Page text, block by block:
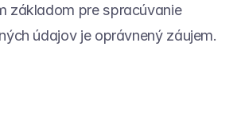
základom pre spracúvanie
údajov je oprávnený záujem.